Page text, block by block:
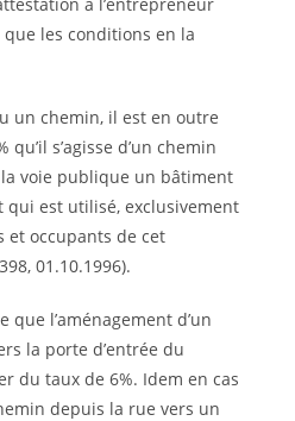
les conditions en la
un chemin, il est en outre
s’agisse d’un chemin
voie publique un bâtiment
qui est utilisé, exclusivement
et occupants de cet
01.10.1996).
que l’aménagement d’un
la porte d’entrée du
du taux de 6%. Idem en cas
depuis la rue vers un